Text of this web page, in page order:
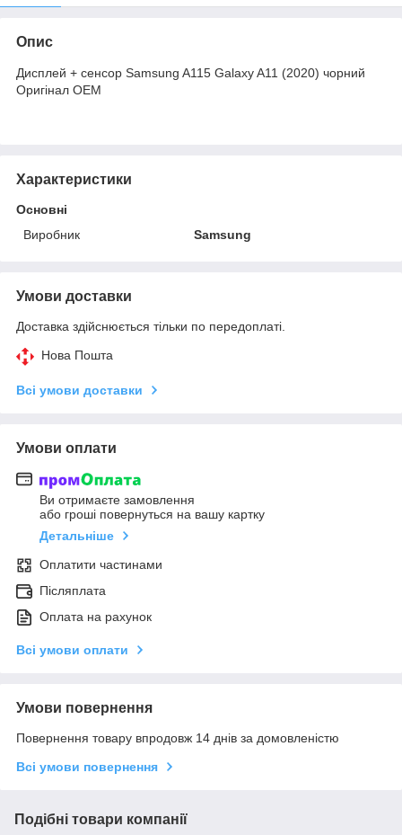
Опис
Дисплей + сенсор Samsung A115 Galaxy A11 (2020) чорний
Оригінал OEM
Характеристики
Основні
Виробник
Samsung
Умови доставки
Доставка здійснюється тільки по передоплаті.
Нова Пошта
Всі умови доставки
Умови оплати
Ви отримаєте замовлення
або гроші повернуться на вашу картку
Детальніше
Оплатити частинами
Післяплата
Оплата на рахунок
Всі умови оплати
Умови повернення
Повернення товару впродовж 14 днів за домовленістю
Всі умови повернення
Подібні товари компанії